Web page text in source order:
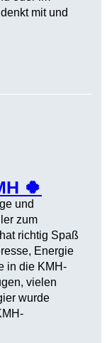
mit und
🍀
und
zum
richtig Spaß
Energie
in die KMH-
vielen
wurde